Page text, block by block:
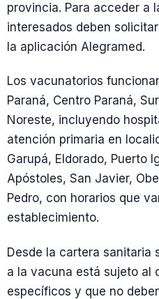
provincia. Para acceder a
interesados deben
la aplicación Alegramed.
Los vacunatorios
Paraná, Centro Paraná,
Noreste, incluyendo
atención primaria en
Garupá, Eldorado, Puerto
Apóstoles, San Javier,
Pedro, con horarios que
establecimiento.
Desde la cartera sanitaria
a la vacuna está sujeto al
específicos y que no